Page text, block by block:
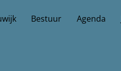
Bestuur Agenda